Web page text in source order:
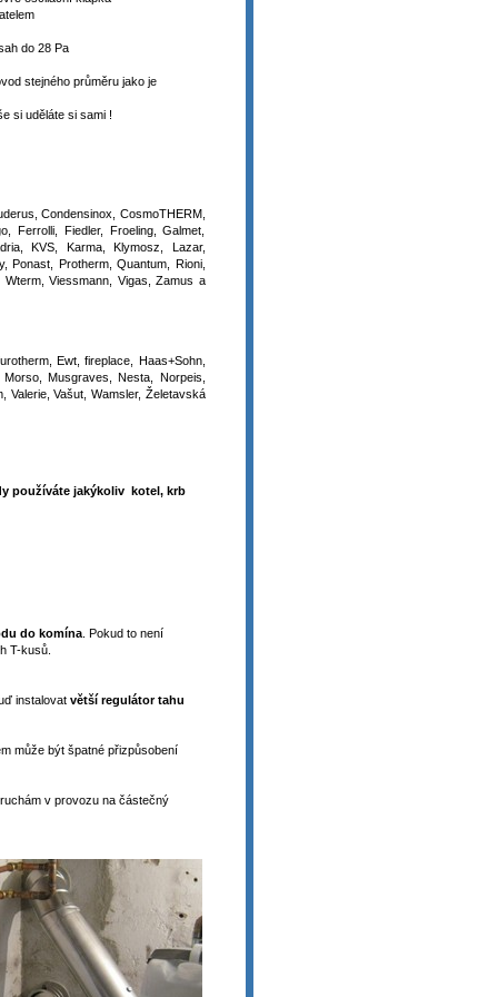
do 28 Pa
stejného průměru jako je
si uděláte si sami !
Condensinox, CosmoTHERM,
Ferrolli, Fiedler, Froeling, Galmet,
KVS, Karma, Klymosz, Lazar,
Ponast, Protherm, Quantum, Rioni,
Wterm, Viessmann, Vigas, Zamus a
Ewt, fireplace, Haas+Sohn,
Musgraves, Nesta, Norpeis,
Valerie, Vašut, Wamsler, Želetavská
používáte jakýkoliv kotel, krb
do komína. Pokud to není
T-kusů.
instalovat větší regulátor tahu
může být špatné přizpůsobení
v provozu na částečný